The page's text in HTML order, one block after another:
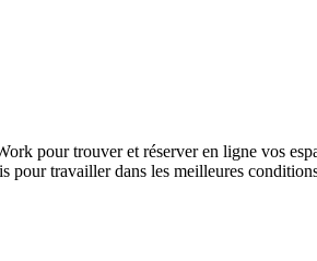
pour trouver et réserver en ligne vos
pour travailler dans les meilleures